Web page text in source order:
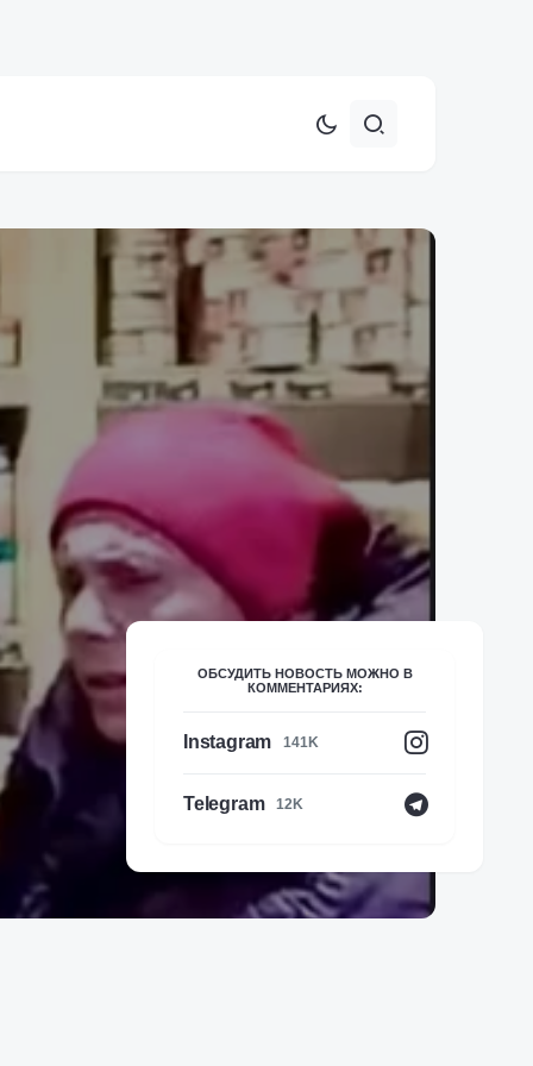
ОБСУДИТЬ НОВОСТЬ МОЖНО В
КОММЕНТАРИЯХ:
Instagram 141K
Telegram 12K